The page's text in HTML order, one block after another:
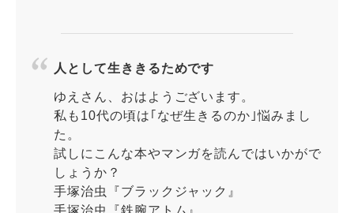
人として生ききるためです
ゆえさん、おはようございます。
私も10代の頃は｢なぜ生きるのか｣悩みまし
た。
試しにこんな本やマンガを読んではいかがで
しょうか？
手塚治虫『ブラックジャック』
手塚治虫『鉄腕アトム』